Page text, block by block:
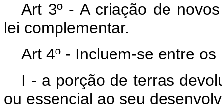
Art 3º - A criação de
lei complementar.
Art 4º - Incluem-se entre
I - a porção de terras
ou essencial ao seu